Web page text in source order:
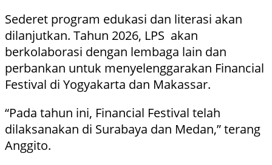
Sederet program edukasi dan literasi akan
dilanjutkan. Tahun 2026, LPS akan
berkolaborasi dengan lembaga lain dan
perbankan untuk menyelenggarakan Financial
Festival di Yogyakarta dan Makassar.
“Pada tahun ini, Financial Festival telah
dilaksanakan di Surabaya dan Medan,” terang
Anggito.